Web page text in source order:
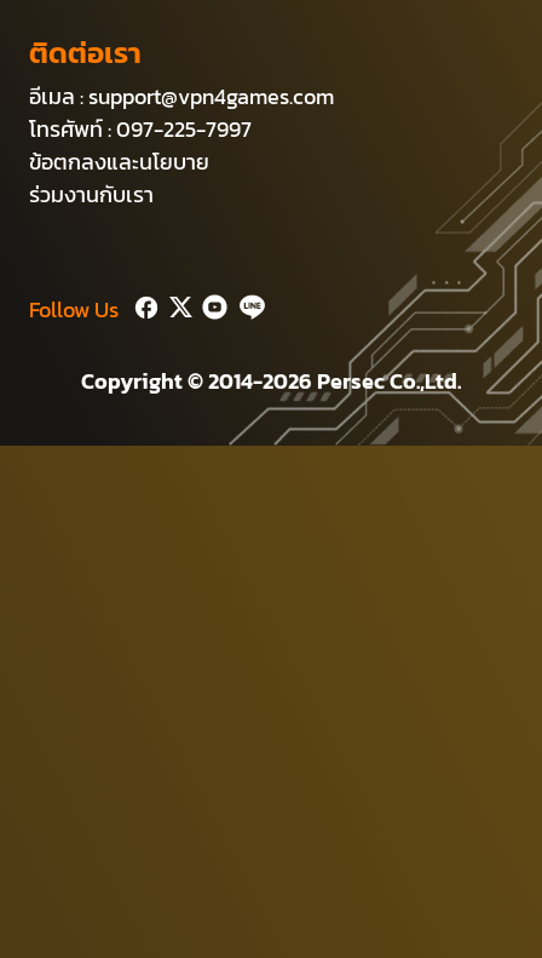
ติดต่อเรา
อีเมล :support@vpn4games.com
โทรศัพท์ : 097-225-7997
ข้อตกลงและนโยบาย
ร่วมงานกับเรา
Copyright © 2014-2026 Persec Co.,Ltd.
Follow Us